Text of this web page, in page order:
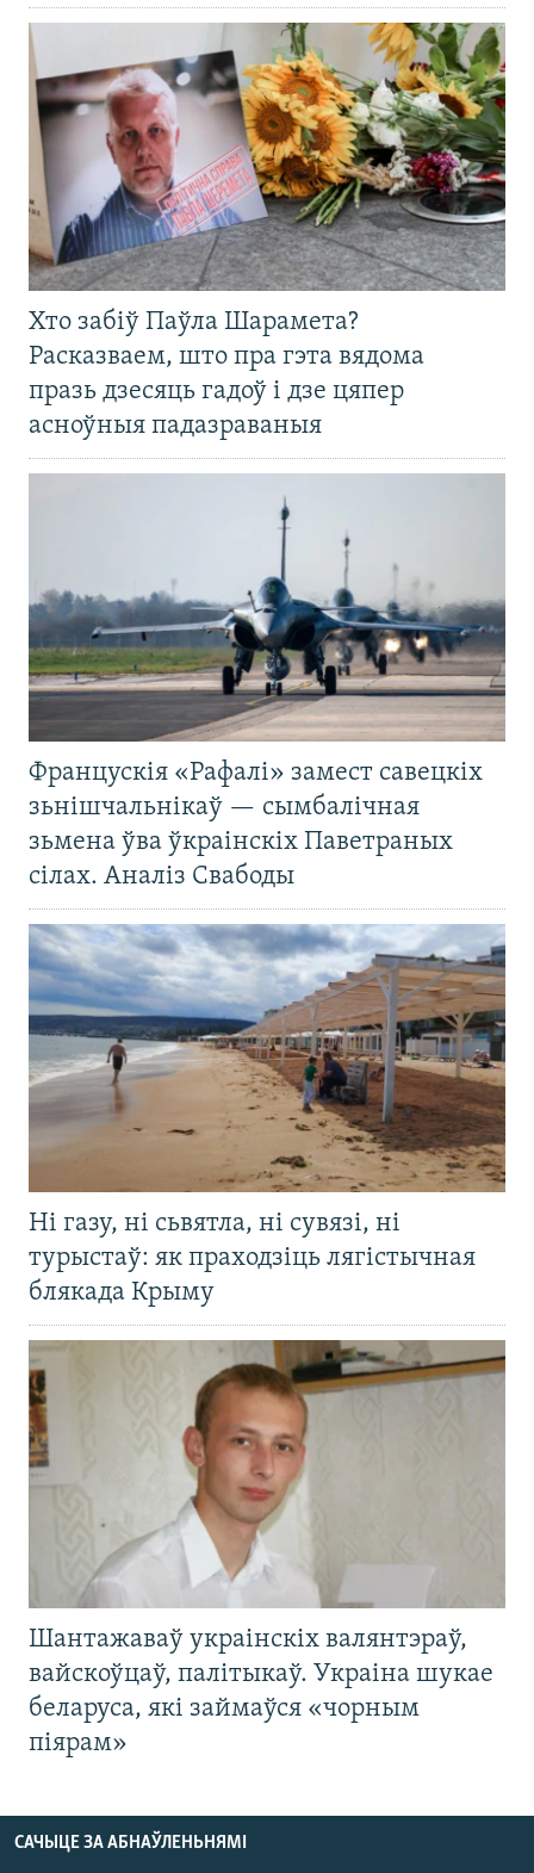
Хто забіў Паўла Шарамета?
Расказваем, што пра гэта вядома
празь дзесяць гадоў і дзе цяпер
асноўныя падазраваныя
Францускія «Рафалі» замест савецкіх
зьнішчальнікаў — сымбалічная
зьмена ўва ўкраінскіх Паветраных
сілах. Аналіз Свабоды
Ні газу, ні сьвятла, ні сувязі, ні
турыстаў: як праходзіць лягістычная
блякада Крыму
Шантажаваў украінскіх валянтэраў,
вайскоўцаў, палітыкаў. Украіна шукае
беларуса, які займаўся «чорным
піярам»
САЧЫЦЕ ЗА АБНАЎЛЕНЬНЯМІ